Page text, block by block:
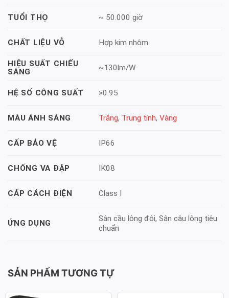
TUỔI THỌ ~ 50.000 giờ
CHẤT LIỆU VỎ Hợp kim nhôm
HIỆU SUẤT CHIẾU
SÁNG
~130lm/W
HỆ SỐ CÔNG SUẤT >0.95
MÀU ÁNH SÁNG Trắng, Trung tính, Vàng
CẤP BẢO VỆ IP66
CHỐNG VA ĐẬP IK08
CẤP CÁCH ĐIỆN Class I
ỨNG DỤNG
Sân cầu lông đôi, Sân câu lông tiêu
chuẩn
SẢN PHẨM TƯƠNG TỰ